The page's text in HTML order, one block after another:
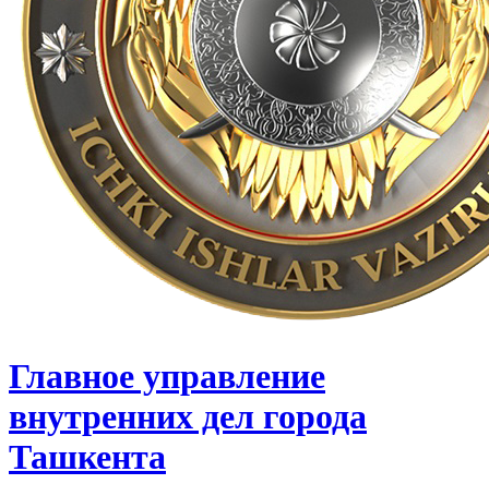
Главное управление
внутренних дел города
Ташкента